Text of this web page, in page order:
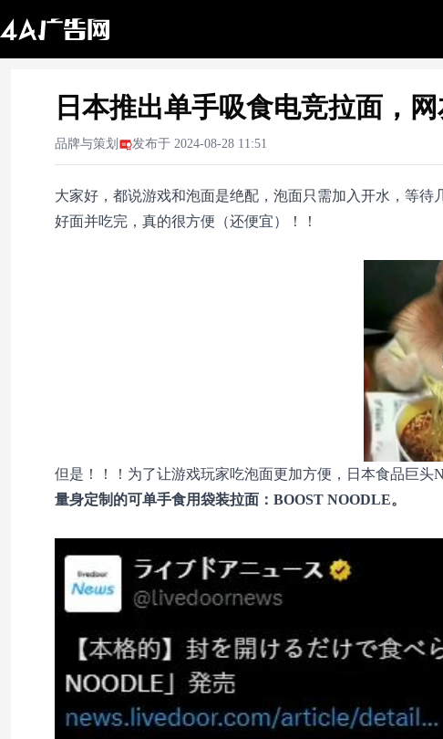
日本推出单手吸食电竞拉面，
品牌与策划 发布于 2024-08-28 11:51
大家好，都说游戏和泡面是绝配，泡面只需加入开水，等
好面并吃完，真的很方便（还便宜）！！
但是！！！为了让游戏玩家吃泡面更加方便，日本食品巨头
量身定制的可单手食用袋装拉面：BOOST NOODLE。